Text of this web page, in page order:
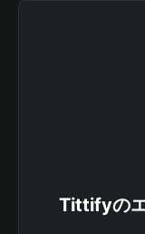
Tittifyの